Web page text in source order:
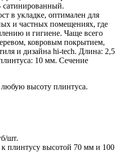
в укладке, оптимален для
и частных помещениях, где
и гигиене. Чаще всего
ковровым покрытием,
и дизайна hi-tech. Длина: 2,5
10 мм. Сечение
высоту плинтуса.
шт.
плинтусу высотой 70 мм и 100